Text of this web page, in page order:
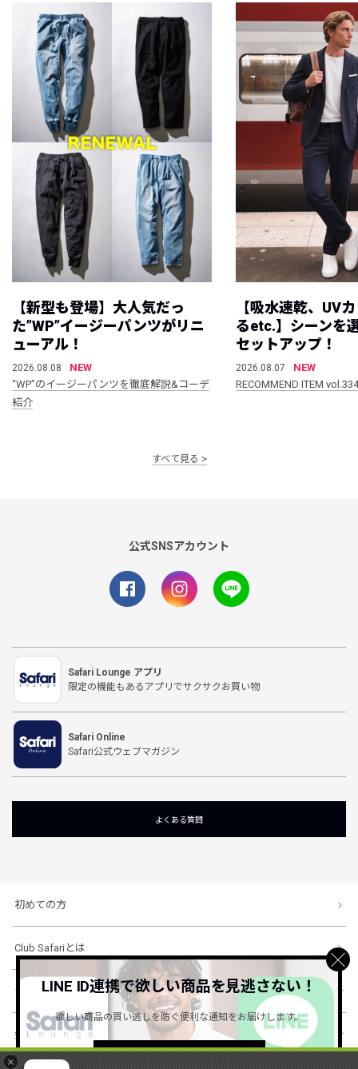
×
【新型も登場】大人気だっ
た”WP”イージーパンツがリニ
ューアル！
2026.08.08
NEW
“WP”のイージーパンツを徹底解説&コーデ
紹介
【吸水速乾、UV
るetc.】シーンを
セットアップ！
2026.08.07
NEW
RECOMMEND ITEM vol.334
すべて見る
公式SNSアカウント
Safari Lounge アプリ
限定の機能もあるアプリでサクサクお買い物
Safari Online
Safari公式ウェブマガジン
よくある質問
初めての方
Club Safariとは
ショッピングガイド
会社概要・規約
LINE ID連携で欲しい商品を見逃さない！
欲しい商品の買い逃しを防ぐ便利な通知をお届けします。
詳しくはこちら ＞